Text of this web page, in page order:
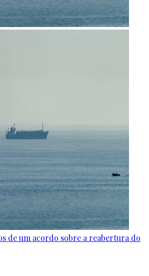
de um acordo sobre a reabertura do